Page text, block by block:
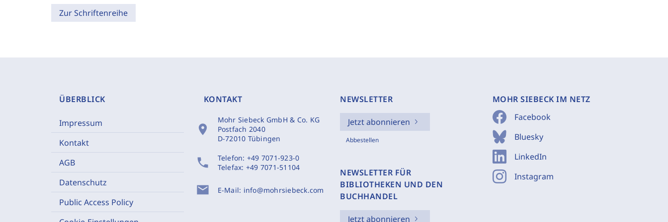
Zur Schriftenreihe
ÜBERBLICK
Impressum
Kontakt
AGB
Datenschutz
Public Access Policy
KONTAKT
location_on
Mohr Siebeck GmbH & Co. KG
Postfach 2040
D-72010 Tübingen
phone Telefon: +49 7071-923-0
Telefax: +49 7071-51104
mail E-Mail: info@mohrsiebeck.com
NEWSLETTER
Jetzt abonnieren
Abbestellen
NEWSLETTER FÜR
BIBLIOTHEKEN UND DEN
BUCHHANDEL
Jetzt abonnieren
MOHR SIEBECK IM NETZ
Facebook
Bluesky
LinkedIn
Instagram